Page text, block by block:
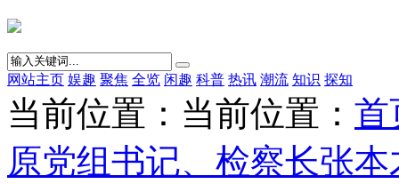
网站主页 娱趣 聚焦 全览 闲趣 科普 热讯 潮流 知识 探知
当前位置：当前位置： 首
原党组书记、检察长张